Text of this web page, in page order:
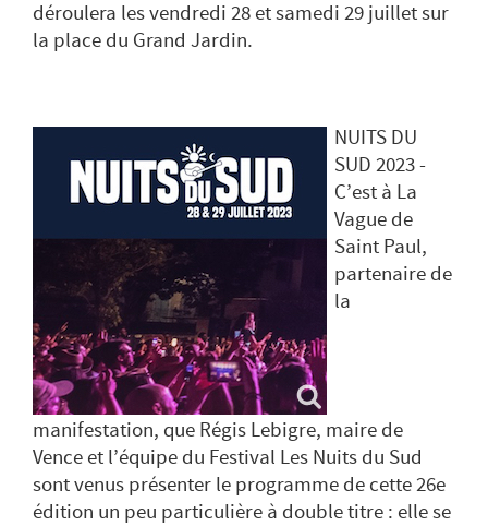
déroulera les vendredi 28 et samedi 29 juillet sur
la place du Grand Jardin.
NUITS DU
SUD 2023 -
C’est à La
Vague de
Saint Paul,
partenaire de
la
manifestation, que Régis Lebigre, maire de
Vence et l’équipe du Festival Les Nuits du Sud
sont venus présenter le programme de cette 26e
édition un peu particulière à double titre : elle se